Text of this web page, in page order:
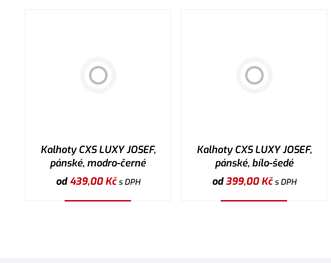
Kalhoty CXS LUXY JOSEF,
pánské, modro-černé
od439,00Kčs DPH
Kalhoty CXS LUXY JOSEF,
pánské, bílo-šedé
od399,00Kčs DPH